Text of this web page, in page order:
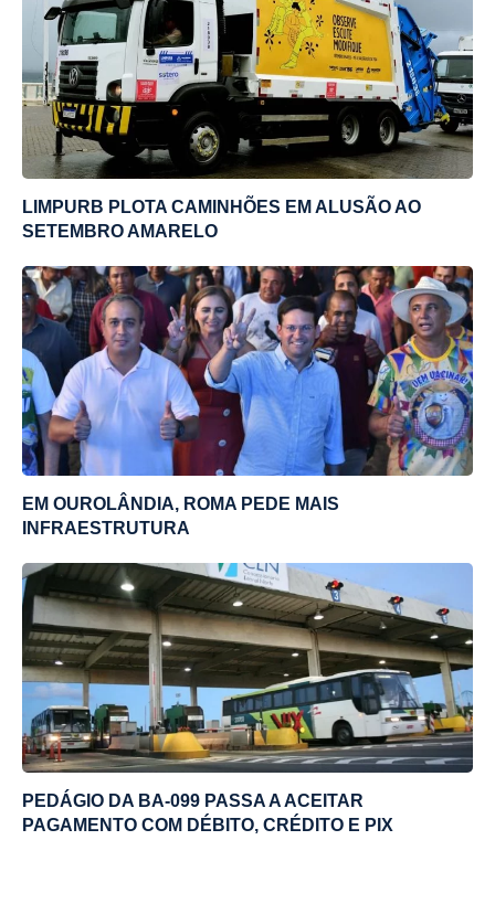
LIMPURB PLOTA CAMINHÕES EM ALUSÃO AO
SETEMBRO AMARELO
EM OUROLÂNDIA, ROMA PEDE MAIS
INFRAESTRUTURA
PEDÁGIO DA BA-099 PASSA A ACEITAR
PAGAMENTO COM DÉBITO, CRÉDITO E PIX